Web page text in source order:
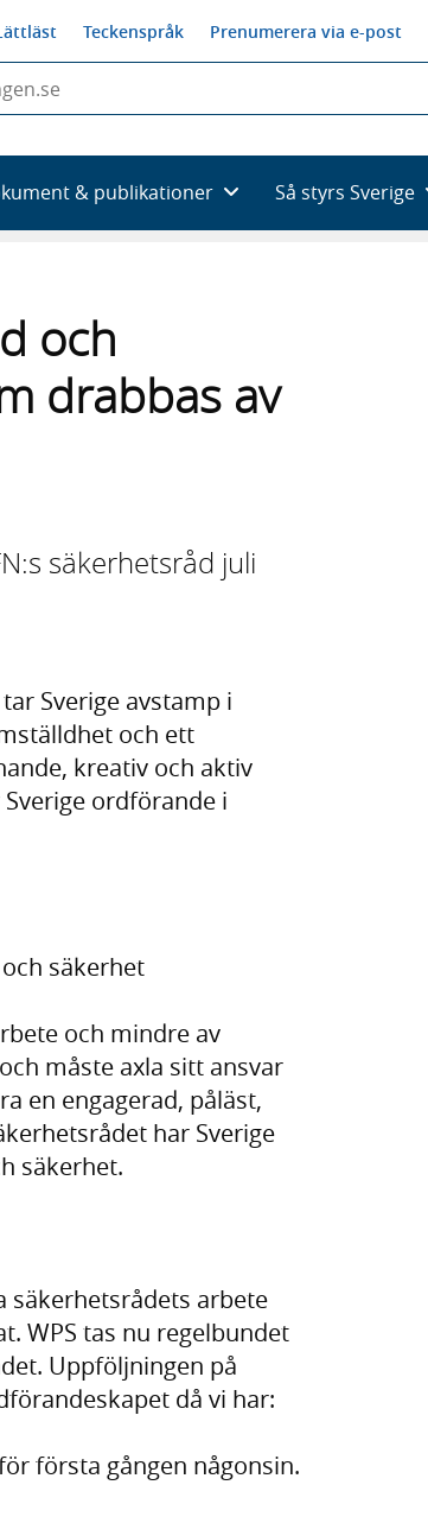
Teckenspråk Prenumerera via e-post
& publikationer Så styrs Sverige
och
drabbas av
säkerhetsråd juli
Sverige avstamp i
och ett
kreativ och aktiv
ordförande i
säkerhet
och mindre av
måste axla sitt ansvar
en engagerad, påläst,
har Sverige
säkerhet.
säkerhetsrådets arbete
WPS tas nu regelbundet
Uppföljningen på
då vi har:
första gången någonsin.